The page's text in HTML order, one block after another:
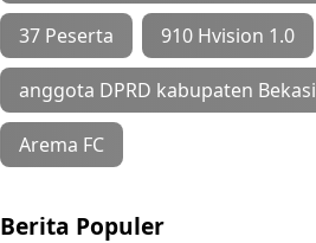
37 Peserta 910 Hvision 1.0
anggota DPRD kabupaten Bekasi
Arema FC
Berita Populer